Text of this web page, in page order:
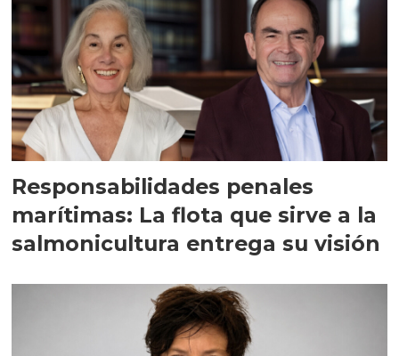
Responsabilidades penales
marítimas: La flota que sirve a la
salmonicultura entrega su visión